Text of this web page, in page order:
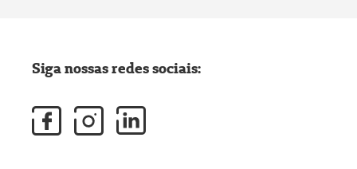
Siga nossas redes sociais: